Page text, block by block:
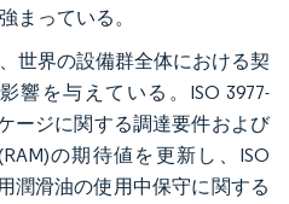
まっている。
世界の設備群全体における契
響を与えている。ISO 3977-
ージに関する調達要件および
の期待値を更新し、ISO
潤滑油の使用中保守に関する